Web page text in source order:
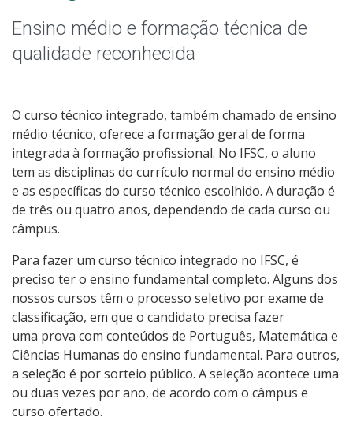
Especialização
Todos os cursos
Processo de Inscrição
Resultados das Vagas Remanescentes
Como posso estudar no IFSC?
Calendário de inscrições
Processos Seletivos
Ensino médio e formação técnica de
qualidade reconhecida
O curso técnico integrado, também chamado de ensino
médio técnico, oferece a formação geral de forma
integrada à formação profissional. No IFSC, o aluno
tem as disciplinas do currículo normal do ensino médio
e as específicas do curso técnico escolhido. A duração é
de três ou quatro anos, dependendo de cada curso ou
câmpus.
Para fazer um curso técnico integrado no IFSC, é
preciso ter o ensino fundamental completo. Alguns dos
nossos cursos têm o processo seletivo por exame de
classificação, em que o candidato precisa fazer
uma prova com conteúdos de Português, Matemática e
Ciências Humanas do ensino fundamental. Para outros,
a seleção é por sorteio público. A seleção acontece uma
ou duas vezes por ano, de acordo com o câmpus e
curso ofertado.